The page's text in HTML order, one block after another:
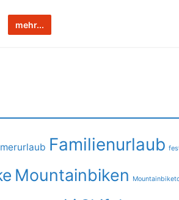
mehr...
Familienurlaub
Mountainbiken